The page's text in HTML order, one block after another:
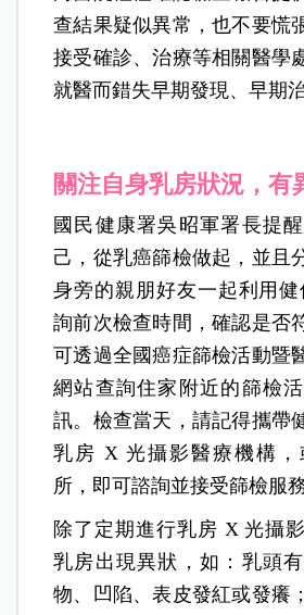
查結果疑似異常，也不要慌
接受確診、治療等相關醫學
就醫而錯失早期發現、早期
關注自身乳房狀況，有
國民健康署吳昭軍署長提
己，從乳癌篩檢做起，並且
身旁的親朋好友一起利用健
詢前次檢查時間，確認是否
可透過全國癌症篩檢活動暨
網站查詢住家附近的篩檢
訊。檢查當天，請記得攜帶
乳房 X 光攝影醫療機構，
所，即可諮詢並接受篩檢服務
除了定期進行乳房 X 光攝
乳房出現異狀，如：乳頭
物、凹陷、表皮發紅或發癢